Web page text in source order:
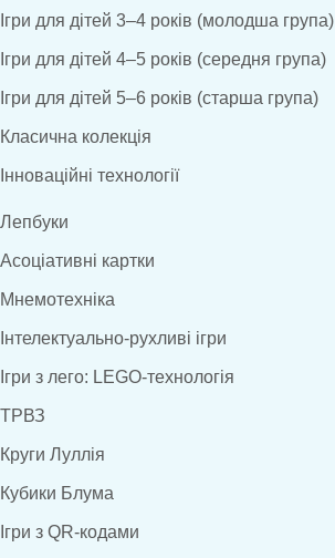
Ігри для дітей 3–4 років (молодша група)
Ігри для дітей 4–5 років (середня група)
Ігри для дітей 5–6 років (старша група)
Класична колекція
Інноваційні технології
Лепбуки
Асоціативні картки
Мнемотехніка
Інтелектуально-рухливі ігри
Ігри з лего: LEGO-технологія
ТРВЗ
Круги Луллія
Кубики Блума
Ігри з QR-кодами